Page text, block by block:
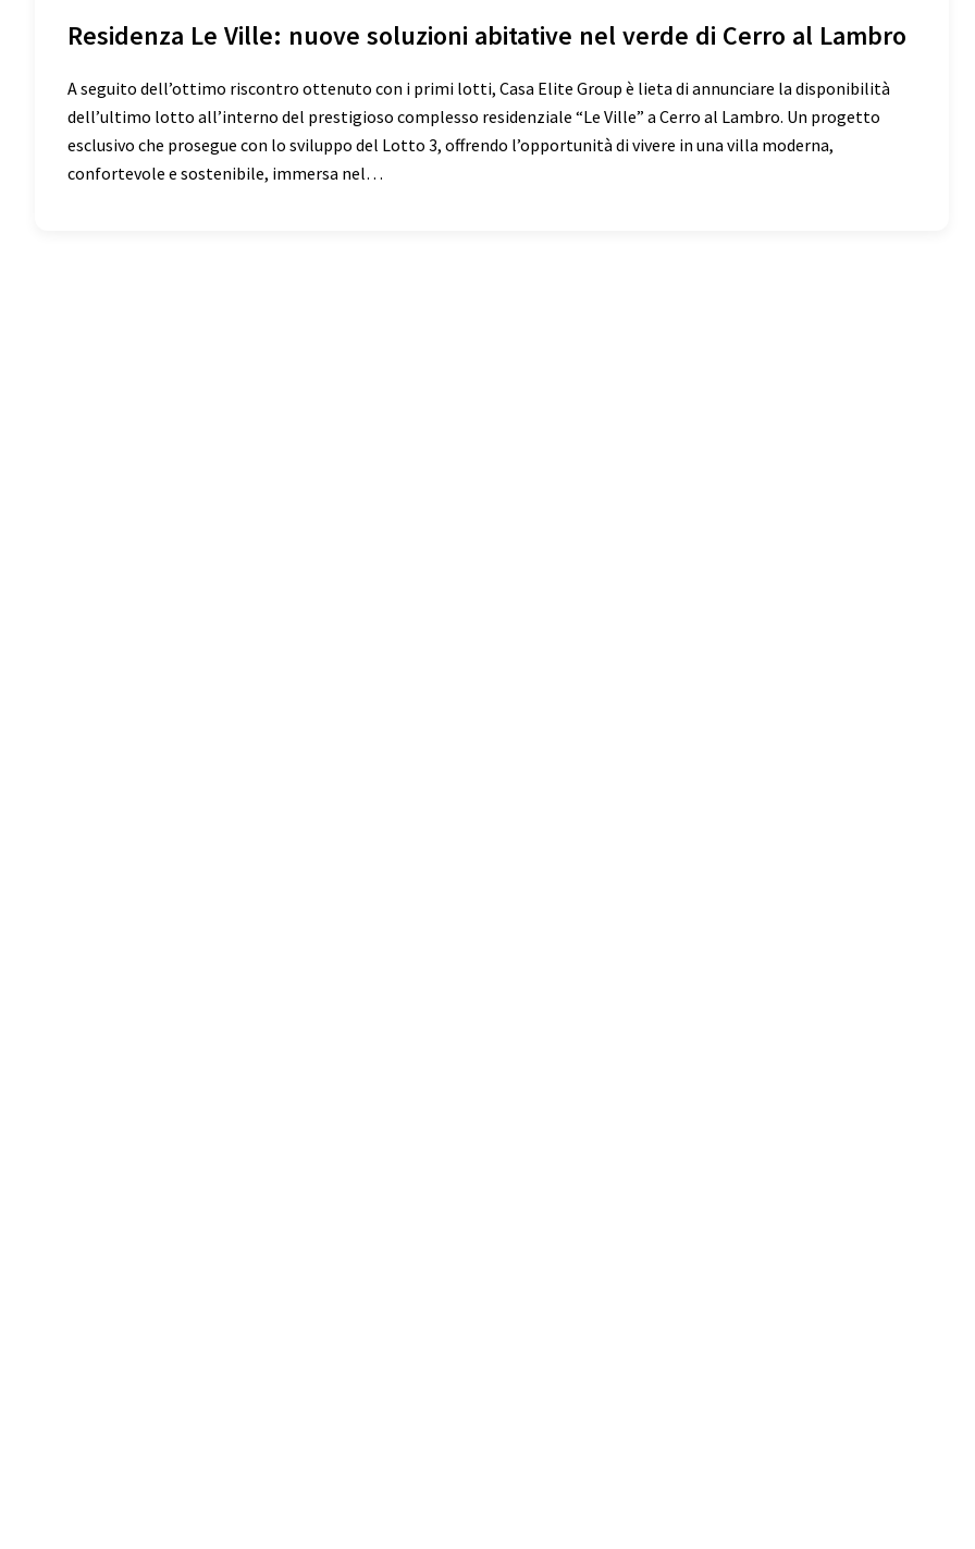
Residenza Le Ville: nuove soluzioni abitative nel verde di Cerro al Lambro
A seguito dell’ottimo riscontro ottenuto con i primi lotti, Casa Elite Group è lieta di annunciare la disponibilità
dell’ultimo lotto all’interno del prestigioso complesso residenziale “Le Ville” a Cerro al Lambro. Un progetto
esclusivo che prosegue con lo sviluppo del Lotto 3, offrendo l’opportunità di vivere in una villa moderna,
confortevole e sostenibile, immersa nel…